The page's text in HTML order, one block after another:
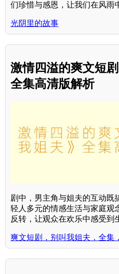
们珍惜与感恩，让我们在风雨
光阴里的故事
激情四溢的爽文短
全集高清版解析
剧中，男主角与姐夫的互动既
轻人多元的情感生活与家庭观
反转，让观众在欢乐中感受到
爽文短剧，别叫我姐夫，全集